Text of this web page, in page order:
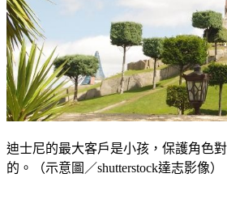
迪士尼的最大客戶是小孩，保護角色
的。（示意圖／shutterstock達志影像）